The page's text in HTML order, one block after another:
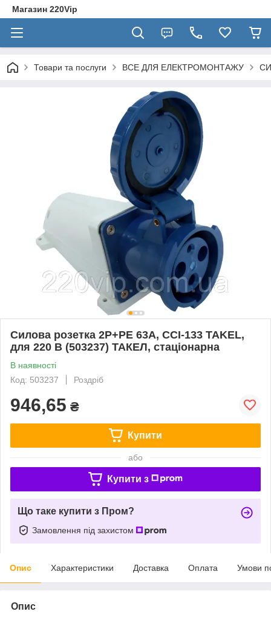
Магазин 220Vip
Товари та послуги ВСЕ ДЛЯ ЕЛЕКТРОМОНТАЖУ
Силова розетка 2Р+РЕ 63А, ССІ-133 TAKEL,
для 220 В (503237) ТАКЕЛ, стаціонарна
В наявності
Код: 503237
Роздріб
946,65 ₴
Купити
або
Купити з
Що таке купити з Пром?
Замовлення під захистом
Опис Характеристики Доставка Оплата Умови
Опис